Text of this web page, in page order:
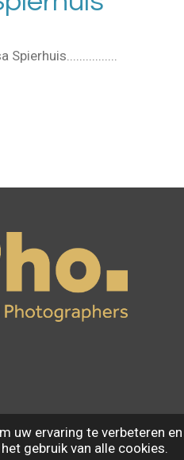
uw ervaring te verbeteren
gebruik van alle cookies.
Spierhuis................